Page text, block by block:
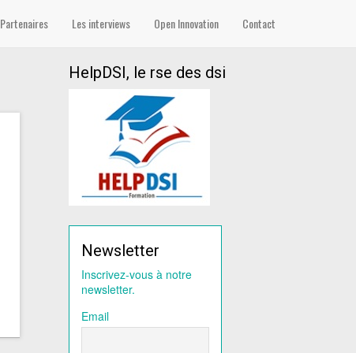
Partenaires Les interviews Open Innovation Contact
HelpDSI, le rse des dsi
Newsletter
Inscrivez-vous à notre
newsletter.
Email